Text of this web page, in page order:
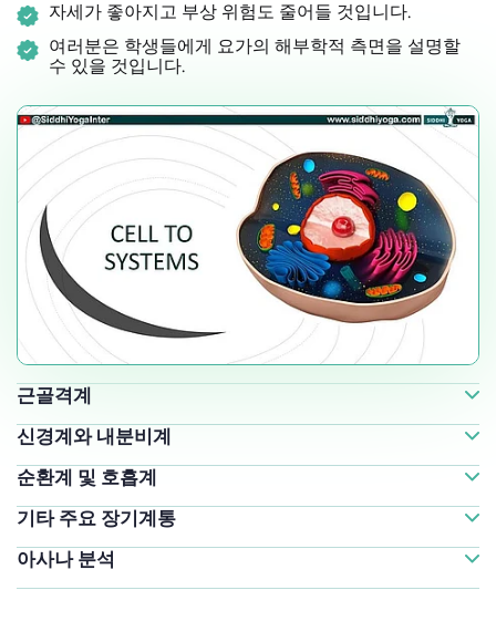
자세가 좋아지고 부상 위험도 줄어들 것입니다.
여러분은 학생들에게 요가의 해부학적 측면을 설명할
수 있을 것입니다.
근골격계
신경계와 내분비계
순환계 및 호흡계
기타 주요 장기계통
아사나 분석